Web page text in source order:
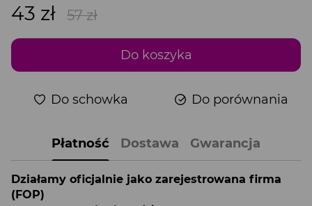
43 zł 57 zł
Do koszyka
Do schowka Do porównania
Płatność Dostawa Gwarancja
Działamy oficjalnie jako zarejestrowana firma
(FOP)